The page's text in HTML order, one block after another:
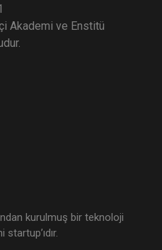
Akademi ve Enstitü
kurulmuş bir teknoloji